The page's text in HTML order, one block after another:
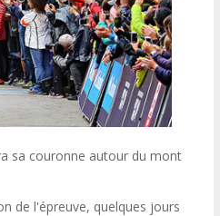
sa couronne autour du mont
de l'épreuve, quelques jours